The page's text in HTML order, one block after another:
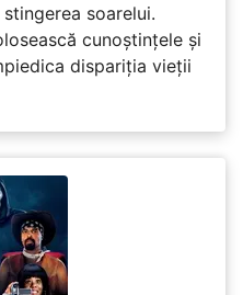
soarelui.
cunoștințele și
dispariția vieții